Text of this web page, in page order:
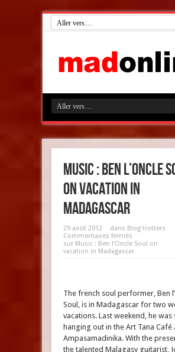
Music : Ben l’Oncle
on vacation in
Madagascar
29 août 2012 dans Blog'trotters
Commentaires fermés
sur Music : Ben l’Oncle Soul on
vacation in Madagascar
The french soul performer, Ben
Soul, is in Madagascar for two
vacations. Last weekend, he was
hanging out in the Art Tana Café
Ampasamadinika. With the
the talented Malagasy guitarist,